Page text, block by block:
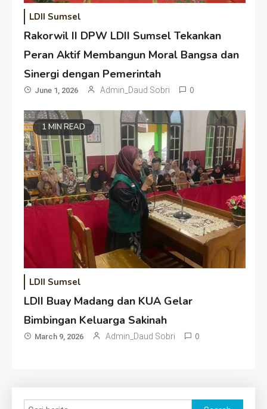
LDII Sumsel
Rakorwil II DPW LDII Sumsel Tekankan
Peran Aktif Membangun Moral Bangsa dan
Sinergi dengan Pemerintah
June 1, 2026 Admin_Daud Sobri 0
1 MIN READ
LDII Sumsel
LDII Buay Madang dan KUA Gelar
Bimbingan Keluarga Sakinah
March 9, 2026 Admin_Daud Sobri 0
Search